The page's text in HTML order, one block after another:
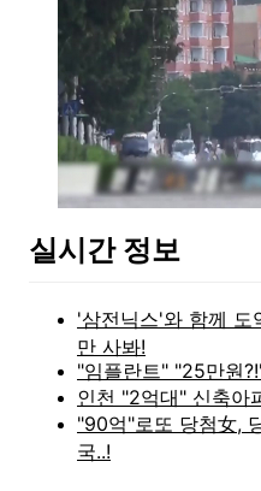
실시간 정보